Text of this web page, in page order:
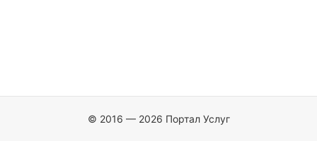
© 2016 — 2026 Портал Услуг